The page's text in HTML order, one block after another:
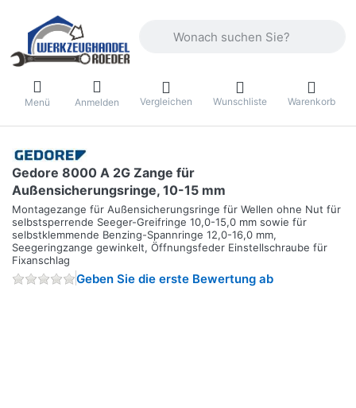
Menü Anmelden Vergleichen Wunschliste Warenkorb
Gedore 8000 A 2G Zange für
Außensicherungsringe, 10-15 mm
Montagezange für Außensicherungsringe für Wellen ohne Nut für
selbstsperrende Seeger-Greifringe 10,0-15,0 mm sowie für
selbstklemmende Benzing-Spannringe 12,0-16,0 mm,
Seegeringzange gewinkelt, Öffnungsfeder Einstellschraube für
Fixanschlag
Geben Sie die erste Bewertung ab